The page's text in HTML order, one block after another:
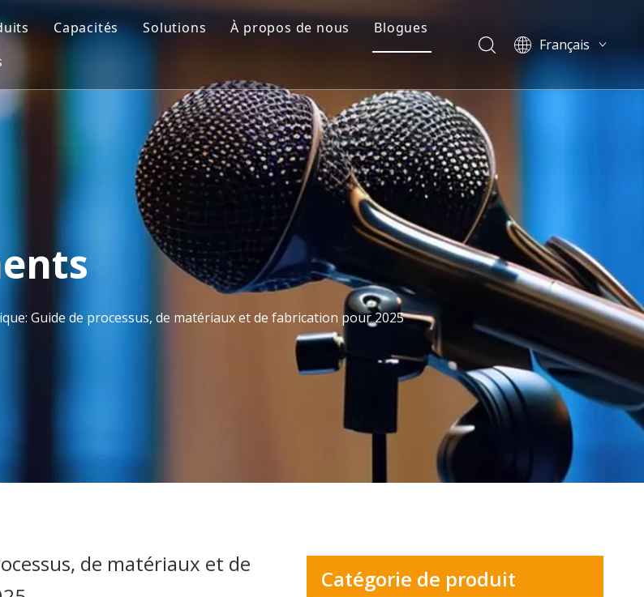
automobile
Moule de pièces de moto
Moule de mobilier d'extérieur
Moule de préforme PET
pour appareils ménagers
de soufflage
Capacités
Usinage CNC
Fabrication de moules
Contrôle de qualité
Moulage par injection
Solutions
Insérer le moule
Moulage par injection plastique
À propos de nous
FAQ
Blogues
Cas
Vidéos
Français
العربية
Guide de processus, de matériaux et de fabrication pour 2025
de matériaux et de
Catégorie de produit